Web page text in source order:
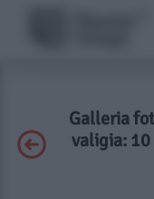
Galleria
valigia: 10